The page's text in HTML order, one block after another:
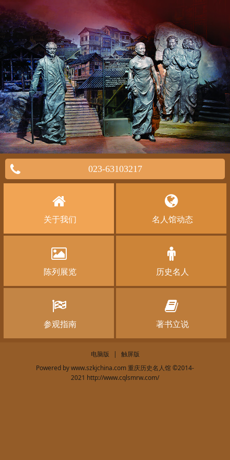
023-63103217
关于我们 名人馆动态
陈列展览 历史名人
参观指南 著书立说
电脑版 |
触屏版
Powered bywww.szkjchina.com 重庆历史名人馆©2014-
2021 http://www.cqlsmrw.com/